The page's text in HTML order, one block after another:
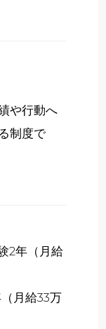
や行動へ
制度で
2年（月給
月給33万